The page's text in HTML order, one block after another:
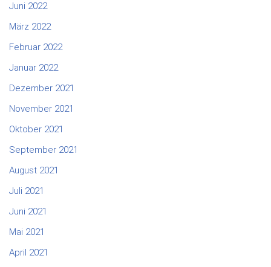
Juni 2022
März 2022
Februar 2022
Januar 2022
Dezember 2021
November 2021
Oktober 2021
September 2021
August 2021
Juli 2021
Juni 2021
Mai 2021
April 2021